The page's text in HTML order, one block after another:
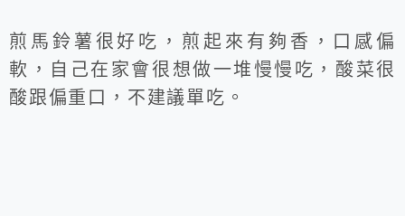
煎馬鈴薯很好吃，煎起來有夠香，口感偏
軟，自己在家會很想做一堆慢慢吃，酸菜很
酸跟偏重口，不建議單吃。